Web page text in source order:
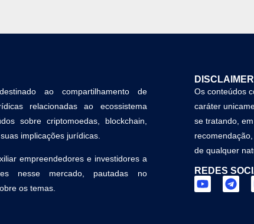
ao compartilhamento de
relacionadas ao ecossistema
sobre criptomoedas, blockchain,
implicações jurídicas.
empreendedores e investidores a
nesse mercado, pautadas no
os temas.
DISCLAIMER
Os conteúdos
caráter
se tratando,
de qualquer
REDES